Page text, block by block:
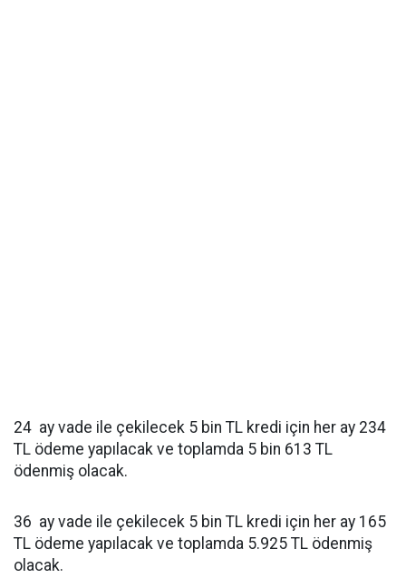
24 ay vade ile çekilecek 5 bin TL kredi için her ay 234
TL ödeme yapılacak ve toplamda 5 bin 613 TL
ödenmiş olacak.
36 ay vade ile çekilecek 5 bin TL kredi için her ay 165
TL ödeme yapılacak ve toplamda 5.925 TL ödenmiş
olacak.